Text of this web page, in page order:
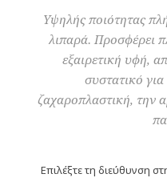
Υψηλής ποιότητας
λιπαρά. Προσφέρει
εξαιρετική υφή,
συστατικό
ζαχαροπλαστική, την
Επιλέξτε τη διεύθυνση